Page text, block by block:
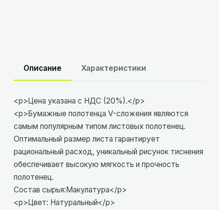
Описание Характеристики
<p>Цена указана с НДС (20%).</p>
<p>Бумажные полотенца V-сложения являются
самым популярным типом листовых полотенец.
Оптимальный размер листа гарантирует
рациональный расход, уникальный рисунок тиснения
обеспечивает высокую мягкость и прочность
полотенец.
Состав сырья:Макулатура</p>
<p>Цвет: Натуральный</p>